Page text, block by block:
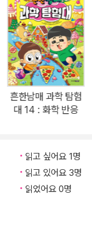
전달하기 위해 스토
학을 전공한 전문 작
니다. 정보 코너는
니다. 캐릭터는 더이
흔한남매가 출현하
여 주었습니다. 이
입문서를 개발하겠다
스토리와 학습 내용
읽고 넘어가는 경우
로 기억날 수 있도록
흔한남매 과학 탐험
대 14 : 화학 반응
읽고 싶어요 1명
읽고 있어요 3명
읽었어요 0명